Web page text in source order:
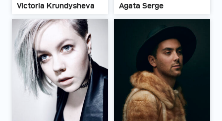
Victoria Krundysheva Agata Serge